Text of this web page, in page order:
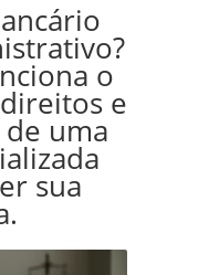
o
e
uma
sua